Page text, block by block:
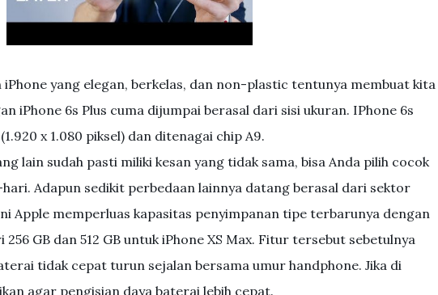
yang elegan, berkelas, dan non-plastic tentunya membuat kita
iPhone 6s Plus cuma dijumpai berasal dari sisi ukuran. IPhone 6s
x 1.080 piksel) dan ditenagai chip A9.
lain sudah pasti miliki kesan yang tidak sama, bisa Anda pilih cocok
Adapun sedikit perbedaan lainnya datang berasal dari sektor
Apple memperluas kapasitas penyimpanan tipe terbarunya dengan
GB dan 512 GB untuk iPhone XS Max. Fitur tersebut sebetulnya
tidak cepat turun sejalan bersama umur handphone. Jika di
agar pengisian daya baterai lebih cepat.